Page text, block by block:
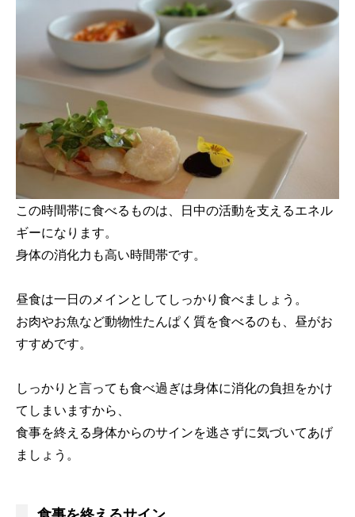
この時間帯に食べるものは、日中の活動を支えるエネル
ギーになります。
身体の消化力も高い時間帯です。
昼食は一日のメインとしてしっかり食べましょう。
お肉やお魚など動物性たんぱく質を食べるのも、昼がお
すすめです。
しっかりと言っても食べ過ぎは身体に消化の負担をかけ
てしまいますから、
食事を終える身体からのサインを逃さずに気づいてあげ
ましょう。